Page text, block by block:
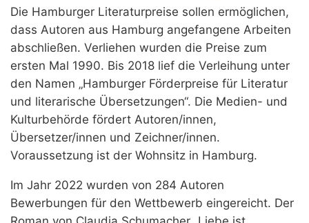
Die Hamburger Literaturpreise sollen ermöglichen,
dass Autoren aus Hamburg angefangene Arbeiten
abschließen. Verliehen wurden die Preise zum
ersten Mal 1990. Bis 2018 lief die Verleihung unter
den Namen „Hamburger Förderpreise für Literatur
und literarische Übersetzungen“. Die Medien- und
Kulturbehörde fördert Autoren/innen,
Übersetzer/innen und Zeichner/innen.
Voraussetzung ist der Wohnsitz in Hamburg.
Im Jahr 2022 wurden von 284 Autoren
Bewerbungen für den Wettbewerb eingereicht. Der